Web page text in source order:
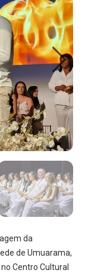
da
de Umuarama,
Centro Cultural